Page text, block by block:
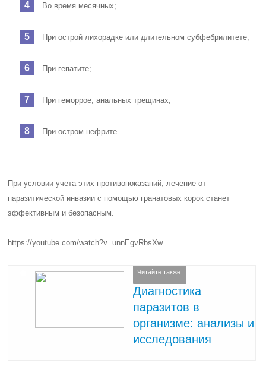
Во время месячных;
При острой лихорадке или длительном субфебрилитете;
При гепатите;
При геморрое, анальных трещинах;
При остром нефрите.
При условии учета этих противопоказаний, лечение от
паразитической инвазии с помощью гранатовых корок станет
эффективным и безопасным.
https://youtube.com/watch?v=unnEgvRbsXw
Читайте также:
Диагностика
паразитов в
организме: анализы и
исследования